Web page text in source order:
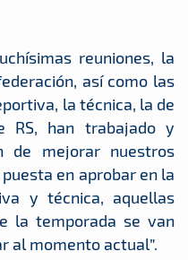
reuniones, la
así como las
la técnica, la de
RS, han trabajado y
de mejorar nuestros
en aprobar en la
y técnica, aquellas
la temporada se van
al momento actual”.